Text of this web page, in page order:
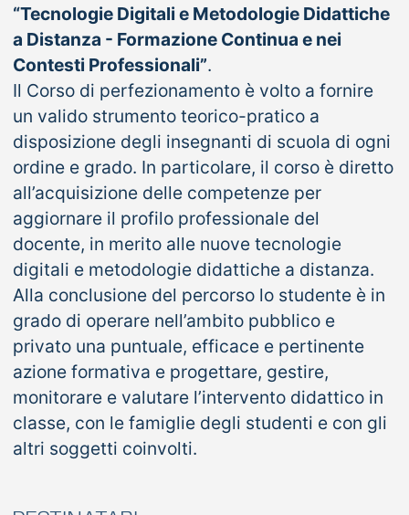
“Tecnologie Digitali e Metodologie Didattiche
a Distanza - Formazione Continua e nei
Contesti Professionali”.
Il Corso di perfezionamento è volto a fornire
un valido strumento teorico-pratico a
disposizione degli insegnanti di scuola di ogni
ordine e grado. In particolare, il corso è diretto
all’acquisizione delle competenze per
aggiornare il profilo professionale del
docente, in merito alle nuove tecnologie
digitali e metodologie didattiche a distanza.
Alla conclusione del percorso lo studente è in
grado di operare nell’ambito pubblico e
privato una puntuale, efficace e pertinente
azione formativa e progettare, gestire,
monitorare e valutare l’intervento didattico in
classe, con le famiglie degli studenti e con gli
altri soggetti coinvolti.